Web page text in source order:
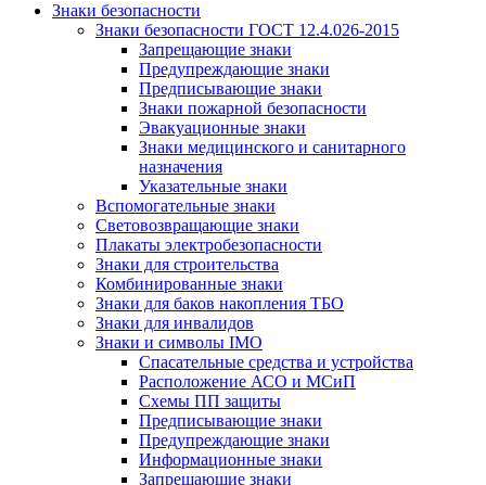
Знаки безопасности
Знаки безопасности ГОСТ 12.4.026-2015
Запрещающие знаки
Предупреждающие знаки
Предписывающие знаки
Знаки пожарной безопасности
Эвакуационные знаки
Знаки медицинского и санитарного
назначения
Указательные знаки
Вспомогательные знаки
Световозвращающие знаки
Плакаты электробезопасности
Знаки для строительства
Комбинированные знаки
Знаки для баков накопления ТБО
Знаки для инвалидов
Знаки и символы IMO
Спасательные средства и устройства
Расположение АСО и МСиП
Схемы ПП защиты
Предписывающие знаки
Предупреждающие знаки
Информационные знаки
Запрещающие знаки